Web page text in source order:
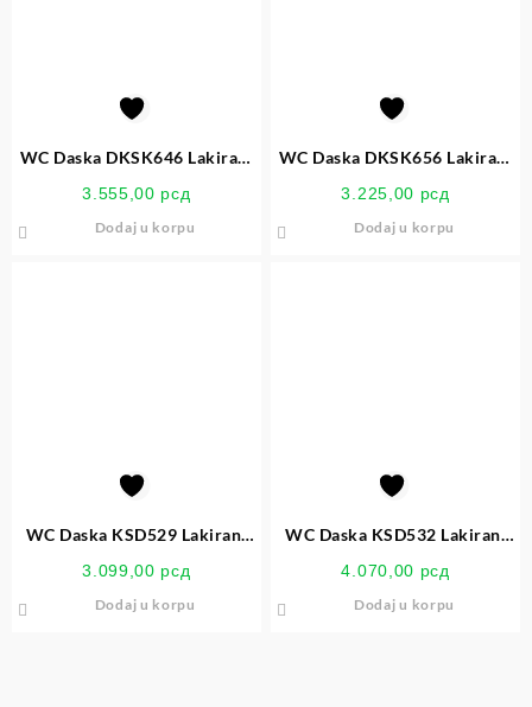
WC Daska DKSK646 Lakirani
Šarke
3.555,00 рсд
Dodaj u korpu
WC Daska DKSK656 Lakirani
3.225,00 рсд
Dodaj u korpu
WC Daska KSD529 Lakirani
3.099,00 рсд
Dodaj u korpu
WC Daska KSD532 Lakirani
4.070,00 рсд
Dodaj u korpu